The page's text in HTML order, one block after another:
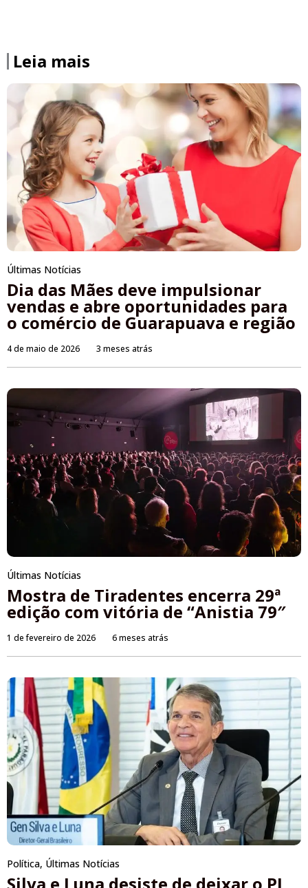
Leia mais
Últimas Notícias
Dia das Mães deve impulsionar
vendas e abre oportunidades para
o comércio de Guarapuava e região
4 de maio de 2026 3 meses atrás
Últimas Notícias
Mostra de Tiradentes encerra 29ª
edição com vitória de “Anistia 79″
1 de fevereiro de 2026 6 meses atrás
Política, Últimas Notícias